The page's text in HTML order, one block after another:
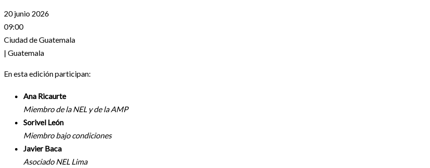
20 junio 2026
09:00
Ciudad de Guatemala
| Guatemala
En esta edición participan:
Ana Ricaurte
Miembro de la NEL y de la AMP
Sorivel León
Miembro bajo condiciones
Javier Baca
Asociado NEL Lima